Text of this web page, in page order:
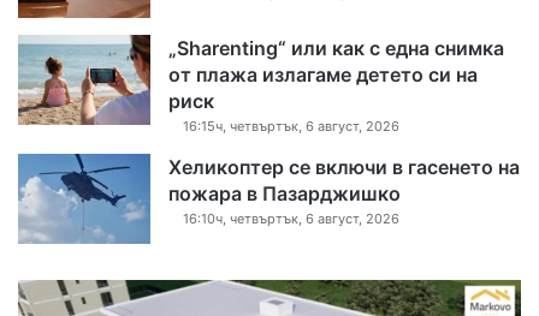
„Sharenting“ или как с една снимка
от плажа излагаме детето си на
риск
16:15ч, четвъртък, 6 август, 2026
Хеликоптер се включи в гасенето на
пожара в Пазарджишко
16:10ч, четвъртък, 6 август, 2026